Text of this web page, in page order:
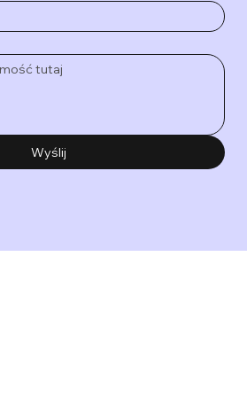
Wyślij